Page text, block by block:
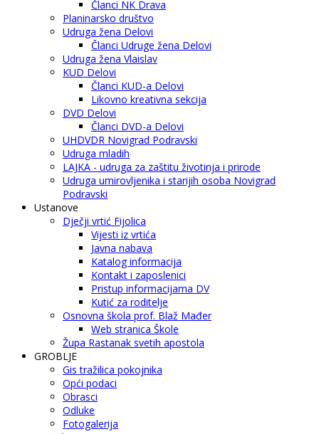
Članci NK Drava
Planinarsko društvo
Udruga žena Delovi
Članci Udruge žena Delovi
Udruga žena Vlaislav
KUD Delovi
Članci KUD-a Delovi
Likovno kreativna sekcija
DVD Delovi
Članci DVD-a Delovi
UHDVDR Novigrad Podravski
Udruga mladih
LAJKA - udruga za zaštitu životinja i prirode
Udruga umirovljenika i starijih osoba Novigrad
Podravski
Ustanove
Dječji vrtić Fijolica
Vijesti iz vrtića
Javna nabava
Katalog informacija
Kontakt i zaposlenici
Pristup informacijama DV
Kutić za roditelje
Osnovna škola prof. Blaž Mađer
Web stranica Škole
Župa Rastanak svetih apostola
GROBLJE
Gis tražilica pokojnika
Opći podaci
Obrasci
Odluke
Fotogalerija